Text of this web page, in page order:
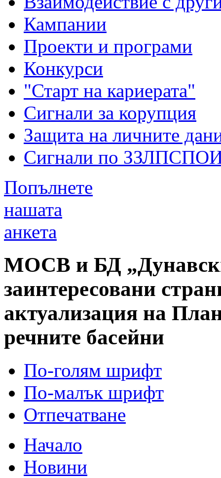
Кампании
Проекти и програми
Конкурси
"Старт на кариерата"
Сигнали за корупция
Защита на личните
Сигнали по
Попълнете
нашата
анкета
МОСВ и БД
заинтересовани
актуализация на
речните басейни
По-голям шрифт
По-малък шрифт
Отпечатване
Начало
Новини